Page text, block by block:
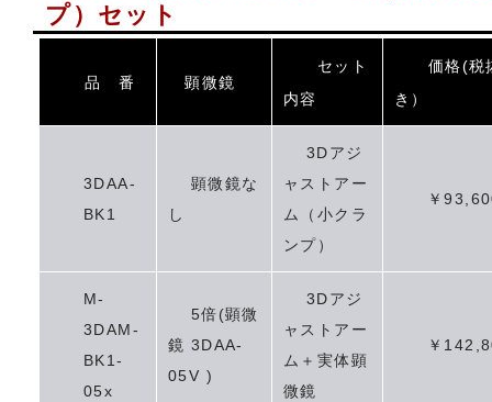
3D実体顕微鏡
会社概要
プ）セット
品 番 顕微鏡
セット
内容
価格(税
き）
3DAA-
BK1
顕微鏡な
し
3Dアジ
ャストアー
ム（小クラ
ンプ）
￥
M-
3DAM-
BK1-
05x
5倍(顕微
鏡 3DAA-
05V )
3Dアジ
ャストアー
ム＋実体顕
微鏡
￥